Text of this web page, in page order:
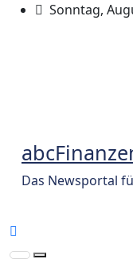
Skip
Sonntag,
Das Newsportal